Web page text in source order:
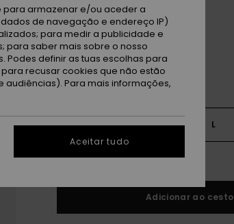
CorOil Green
XS S M L
Ver guia de tamanhos
Adicionar ao cesto
para armazenar e/ou aceder a
de navegação e endereço IP)
para medir a publicidade e
para saber mais sobre o nosso
Podes definir as tuas escolhas para
recusar cookies que não estão
Para mais informações,
Aceitar tudo